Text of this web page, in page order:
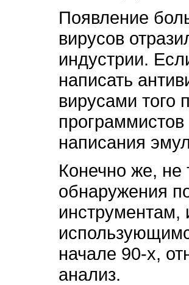
Появление
вирусов
индустрии.
написать
вирусами того
программистов
написания
Конечно же, не
обнаружения
инструментам,
начале 90-х,
анализ.